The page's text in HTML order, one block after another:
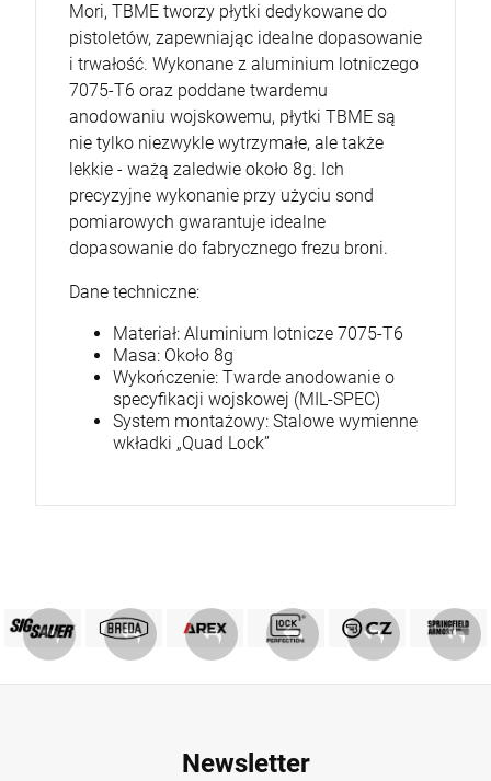
Mori, TBME tworzy płytki dedykowane do
pistoletów, zapewniając idealne dopasowanie
i trwałość. Wykonane z aluminium lotniczego
7075-T6 oraz poddane twardemu
anodowaniu wojskowemu, płytki TBME są
nie tylko niezwykle wytrzymałe, ale także
lekkie - ważą zaledwie około 8g. Ich
precyzyjne wykonanie przy użyciu sond
pomiarowych gwarantuje idealne
dopasowanie do fabrycznego frezu broni.
Dane techniczne:
Materiał: Aluminium lotnicze 7075-T6
Masa: Około 8g
Wykończenie: Twarde anodowanie o
specyfikacji wojskowej (MIL-SPEC)
System montażowy: Stalowe wymienne
wkładki „Quad Lock”
Newsletter